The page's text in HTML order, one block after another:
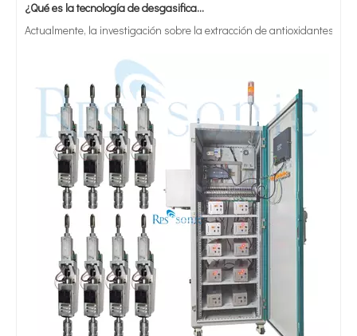
Actualmente, la investigación sobre la extracción de antioxidantes y